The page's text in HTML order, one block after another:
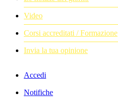
Video
Corsi accreditati / Formazione
Invia la tua opinione
Accedi
Notifiche